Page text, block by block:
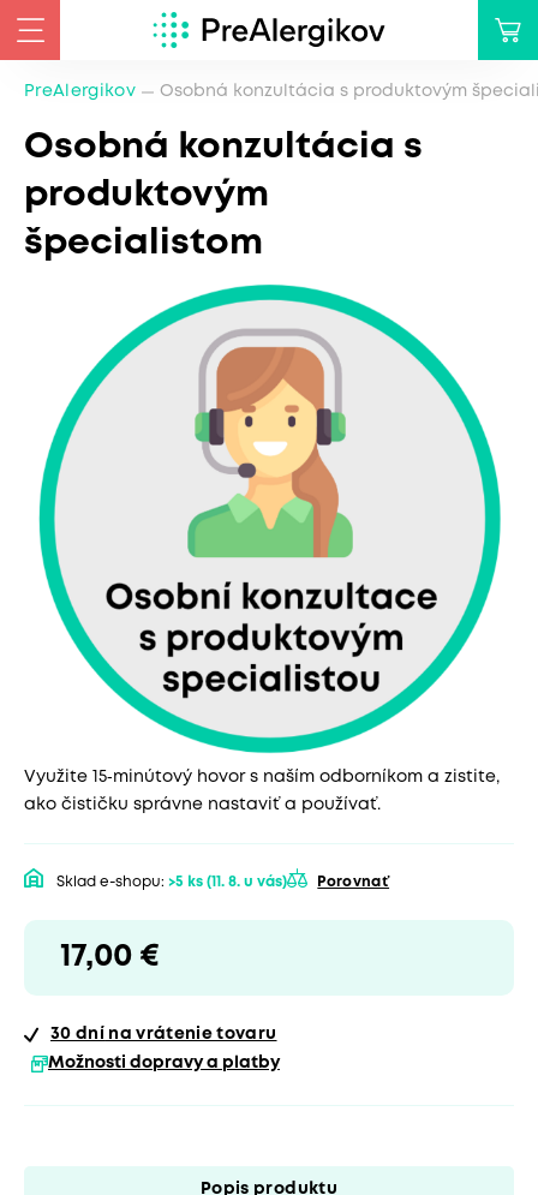
PreAlergikov Osobná konzultácia s produktovým
Osobná konzultácia s
produktovým
špecialistom
Využite 15‑minútový hovor s naším odborníkom a zistite,
ako čističku správne nastaviť a používať.
Sklad e-shopu: >5 ks (11. 8. u vás) Porovnať
17,00 €
30 dní
na vrátenie tovaru
Možnosti dopravy a platby
Popis produktu